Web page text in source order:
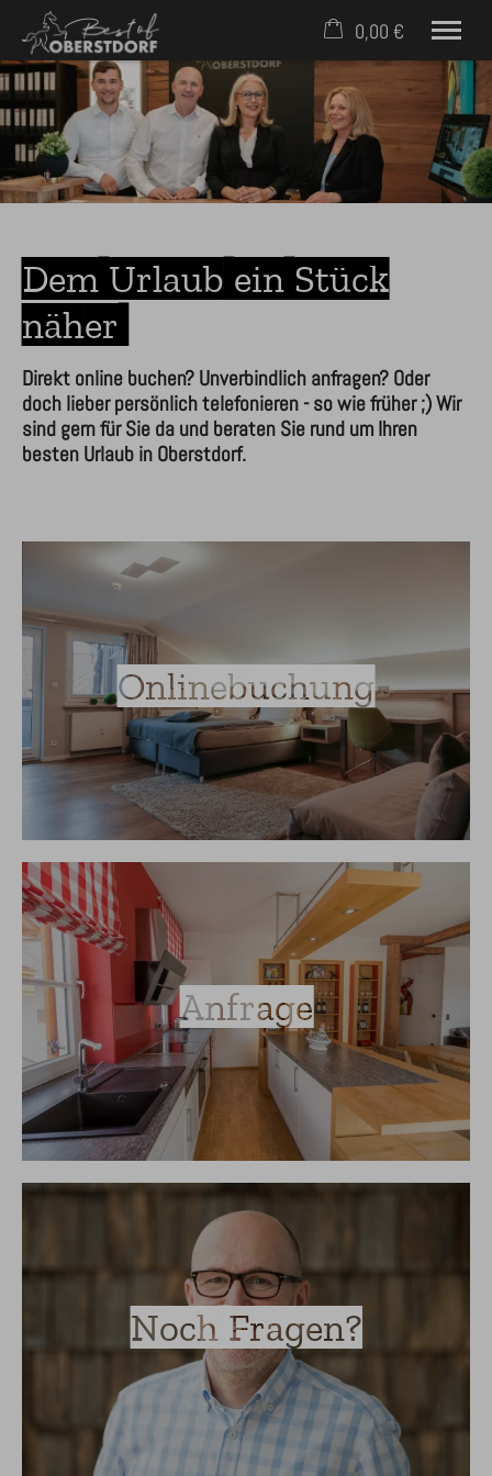
23. bis 30. August
2 Erwachsene
Für Eigentümer
Kontakt
0,00 €
×
Warenkorb ist leer
Dem Urlaub ein Stück
näher
Direkt online buchen? Unverbindlich anfragen? Oder
doch lieber persönlich telefonieren - so wie früher ;) Wir
sind gern für Sie da und beraten Sie rund um Ihren
besten Urlaub in Oberstdorf.
Onlinebuchung
Anfrage
Noch Fragen?